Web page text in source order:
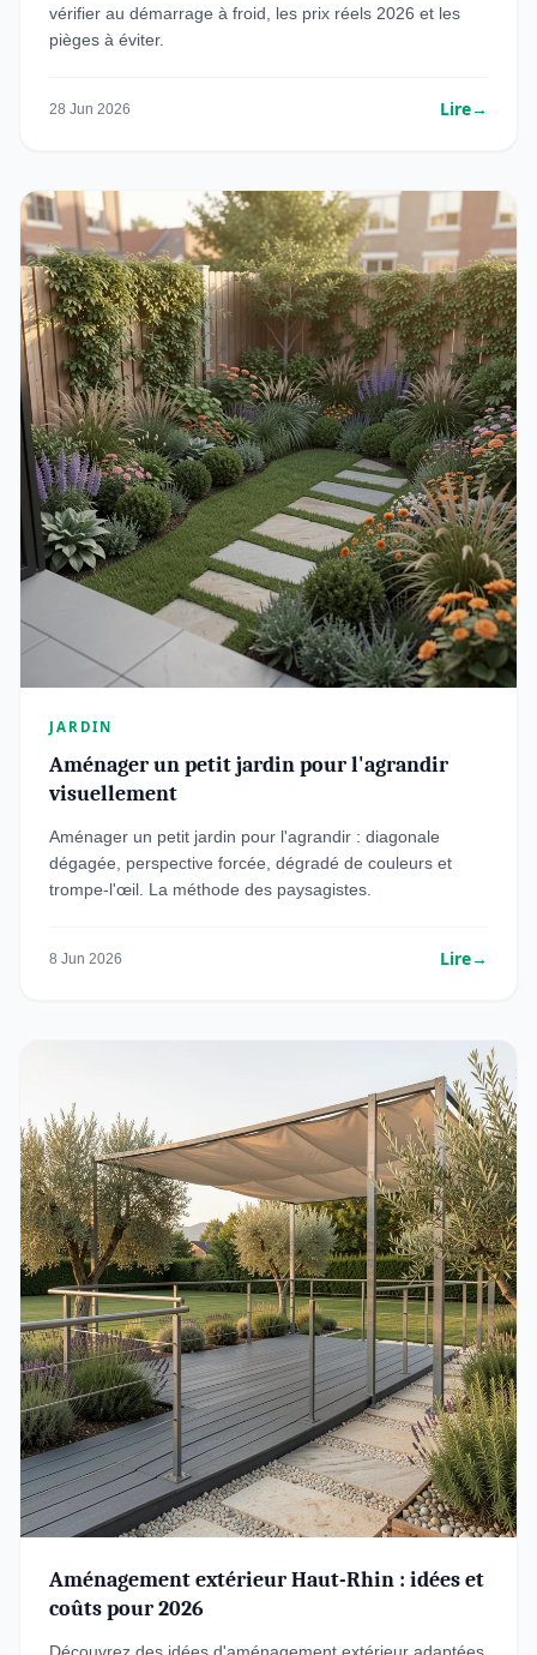
vérifier au démarrage à froid, les prix réels 2026 et les
pièges à éviter.
28 Jun 2026 Lire→
JARDIN
Aménager un petit jardin pour l'agrandir
visuellement
Aménager un petit jardin pour l'agrandir : diagonale
dégagée, perspective forcée, dégradé de couleurs et
trompe-l'œil. La méthode des paysagistes.
8 Jun 2026 Lire→
Aménagement extérieur Haut-Rhin : idées et
coûts pour 2026
Découvrez des idées d'aménagement extérieur adaptées